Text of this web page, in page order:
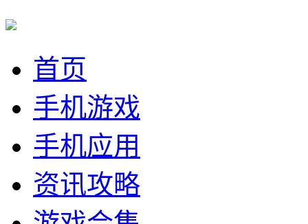
首页
手机游戏
手机应用
资讯攻略